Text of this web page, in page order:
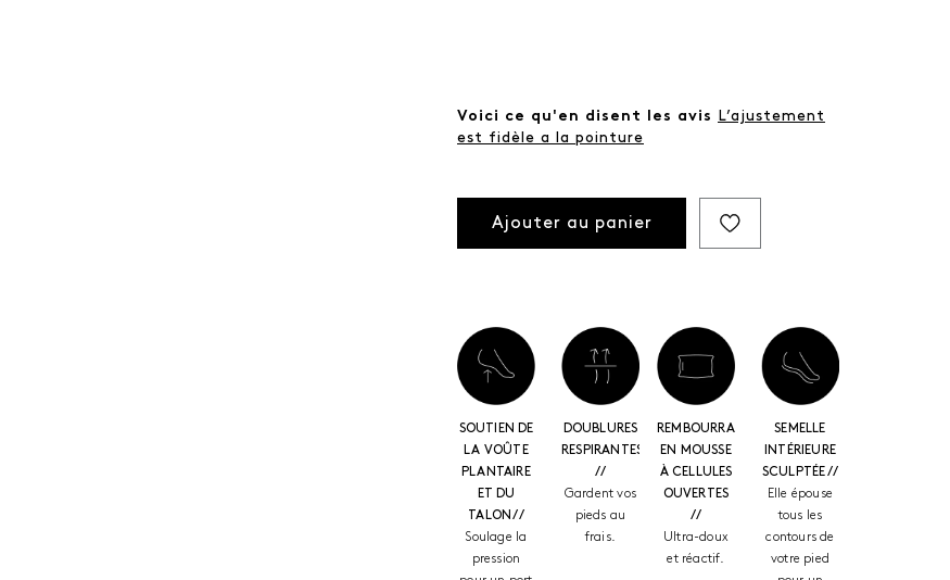
Voici ce qu'en disent les avis L’ajustement
est fidèle a la pointure
Ajouter au panier
SOUTIEN DE
LA VOÛTE
PLANTAIRE
ET DU
TALON //
Soulage la
pression
DOUBLURES
RESPIRANTES
//
Gardent vos
pieds au
frais.
REMBOURRAGE
EN MOUSSE
À CELLULES
OUVERTES
//
Ultra-doux
et réactif.
SEMELLE
INTÉRIEURE
SCULPTÉE //
Elle épouse
tous les
contours de
votre pied